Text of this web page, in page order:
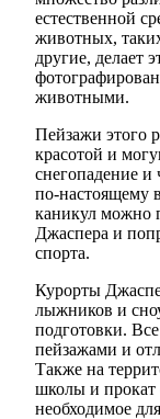
естественной
животных,
другие, делает
животными.
Пейзажи этого
красотой и
снегопадение и
по-настоящему
каникул можно
Джаспера и
спорта.
Курорты
лыжников и
подготовки.
пейзажами и
Также на
школы и прокат
необходимое